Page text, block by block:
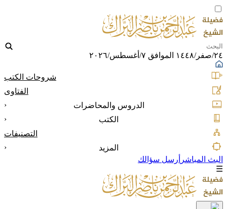
٢٤/صفر/١٤٤٨ الموافق ٧/أغسطس/٢٠٢٦
شروحات الكتب
الفتاوى
الدروس والمحاضرات
‹
الكتب
‹
التصنيفات
المزيد
‹
البث المباشر أرسل سؤالك
☰